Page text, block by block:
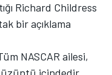
Richard Childress
bir açıklama
NASCAR ailesi,